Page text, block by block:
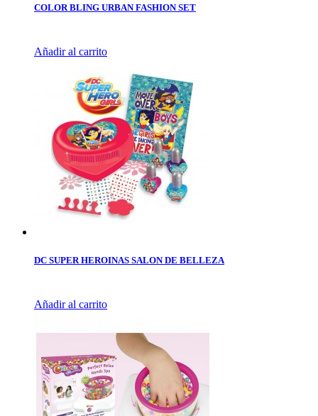
COLOR BLING URBAN FASHION SET
Añadir al carrito
DC SUPER HEROINAS SALON DE BELLEZA
Añadir al carrito